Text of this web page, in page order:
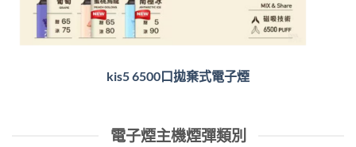
kis5 6500口拋棄式電子煙
電子煙主機煙彈類別